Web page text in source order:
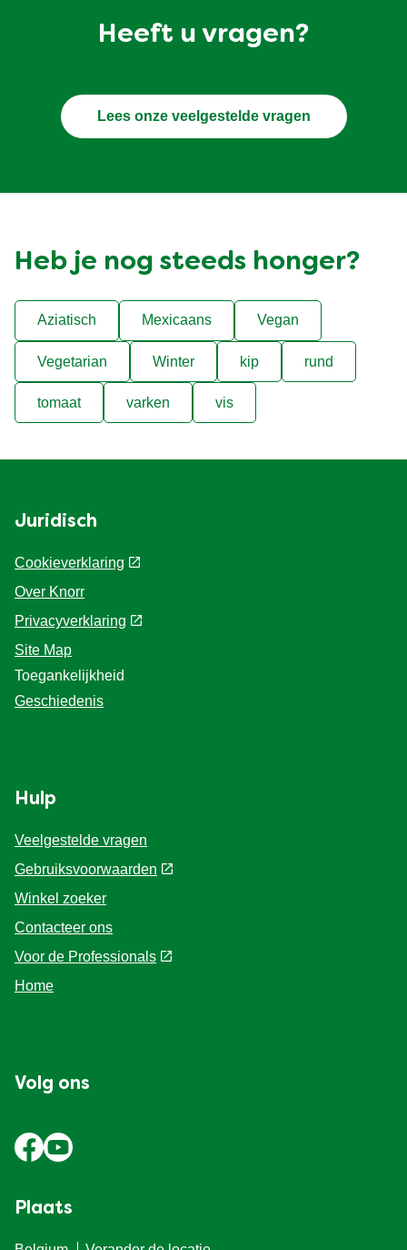
Heeft u vragen?
Lees onze veelgestelde vragen
Heb je nog steeds honger?
Aziatisch Mexicaans Vegan
Vegetarian Winter kip rund
tomaat varken vis
Juridisch
Cookieverklaring
Over Knorr
Privacyverklaring
Site Map
Toegankelijkheid
Geschiedenis
Hulp
Veelgestelde vragen
Gebruiksvoorwaarden
Winkel zoeker
Contacteer ons
Voor de Professionals
Home
Volg ons
Plaats